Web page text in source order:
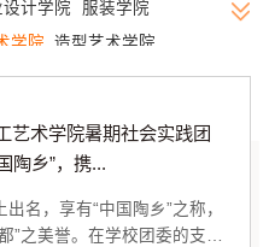
设计学院
服装学院
学院 造型艺术学院
公共课教学部
础教学部 团委 图书馆
艺术学院暑期社会实践团
陶乡”，携...
名，享有“中国陶乡”之称，
”之美誉。在学校团委的支持